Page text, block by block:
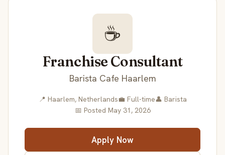
☕
Franchise Consultant
Barista Cafe Haarlem
📍 Haarlem, Netherlands💼 Full-time👤 Barista
📅 Posted May 31, 2026
Apply Now